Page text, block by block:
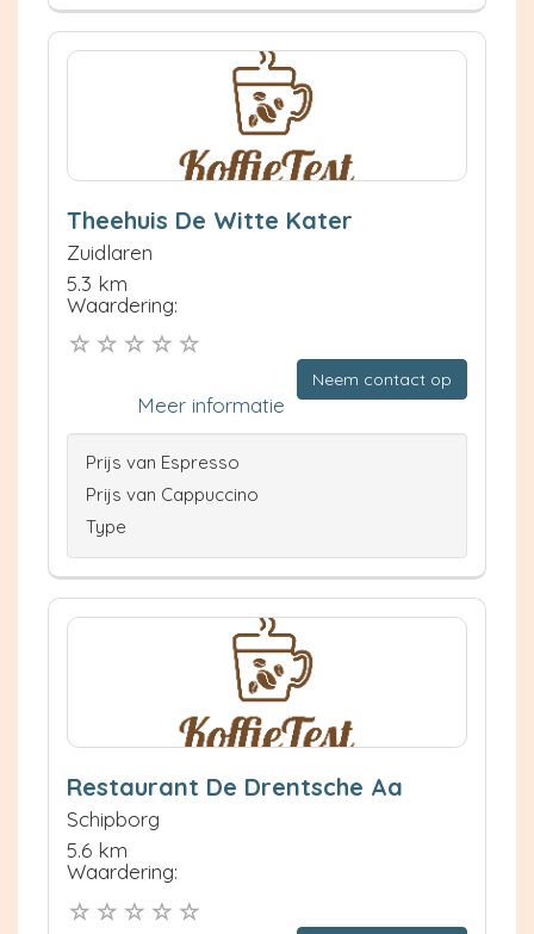
Theehuis De Witte Kater
Zuidlaren
5.3 km
Waardering:
Neem contact op
Meer informatie
Prijs van Espresso
Prijs van Cappuccino
Type
Restaurant De Drentsche Aa
Schipborg
5.6 km
Waardering: